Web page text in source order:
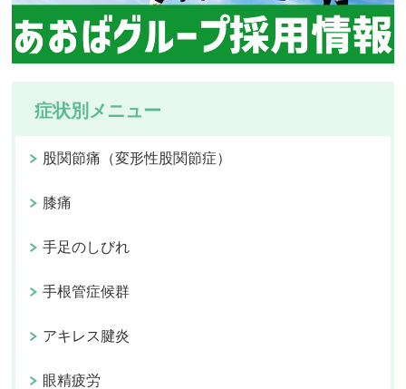
症状別メニュー
股関節痛（変形性股関節症）
膝痛
手足のしびれ
手根管症候群
アキレス腱炎
眼精疲労